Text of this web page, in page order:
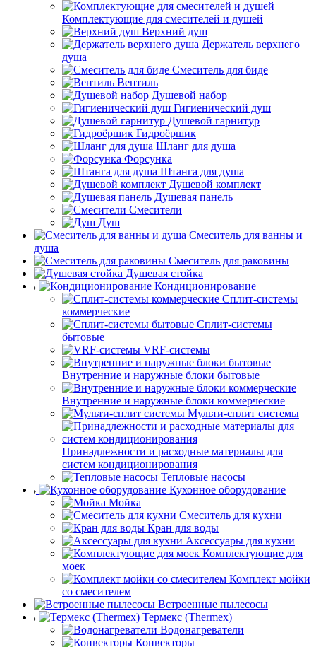
Комплектующие для смесителей и душей
Верхний душ
Держатель верхнего
душа
Смеситель для биде
Вентиль
Душевой набор
Гигиенический душ
Душевой гарнитур
Гидроёршик
Шланг для душа
Форсунка
Штанга для душа
Душевой комплект
Душевая панель
Смесители
Душ
Смеситель для ванны и
душа
Смеситель для раковины
Душевая стойка
Кондиционирование
Сплит-системы
коммерческие
Сплит-системы
бытовые
VRF-системы
Внутренние и наружные блоки бытовые
Внутренние и наружные блоки коммерческие
Мульти-сплит системы
Принадлежности и расходные материалы для
систем кондиционирования
Тепловые насосы
Кухонное оборудование
Мойка
Смеситель для кухни
Кран для воды
Аксессуары для кухни
Комплектующие для
моек
Комплект мойки
со смесителем
Встроенные пылесосы
Термекс (Thermex)
Водонагреватели
Конвекторы